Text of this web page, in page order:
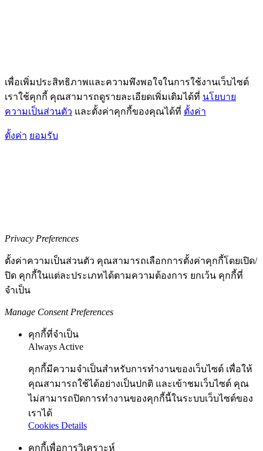
เพื่อเพิ่มประสิทธิภาพและความพึงพอใจในการใช้งานเว็บไซต์
เราใช้คุกกี้ คุณสามารถดูรายละเอียดเพิ่มเติมได้ที่ นโยบาย
ความเป็นส่วนตัว และตั้งค่าคุกกี้ของคุณได้ที่ ตั้งค่า
ตั้งค่า ยอมรับ
Privacy Preferences
ตั้งค่าความเป็นส่วนตัว คุณสามารถเลือกการตั้งค่าคุกกี้โดยเปิด/
ปิด คุกกี้ในแต่ละประเภทได้ตามความต้องการ ยกเว้น คุกกี้ที่
จำเป็น
Manage Consent Preferences
คุกกี้ที่จำเป็น
Always Active
คุกกี้มีความจำเป็นสำหรับการทำงานของเว็บไซต์ เพื่อให้
คุณสามารถใช้ได้อย่างเป็นปกติ และเข้าชมเว็บไซต์ คุณ
ไม่สามารถปิดการทำงานของคุกกี้นี้ในระบบเว็บไซต์ของ
เราได้
Cookies Details
คุกกี้เพื่อการวิเคราะห์